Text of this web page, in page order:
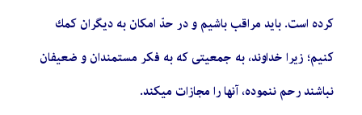
كرده است. باید مراقب باشیم و در حدّ امكان به دیگران كمك
كنیم؛ زیرا خداوند، به جمعیتی كه به فكر مستمندان و ضعیفان
نباشند رحم ننموده، آنها را مجازات میكند.